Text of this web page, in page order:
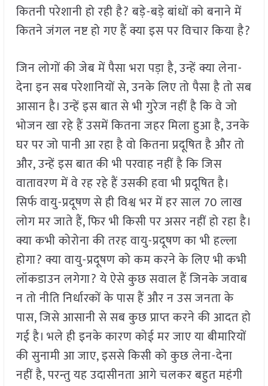
कितनी परेशानी हो रही है? बड़े-बड़े बांधों को बनाने में
कितने जंगल नष्ट हो गए हैं क्या इस पर विचार किया है?
जिन लोगों की जेब में पैसा भरा पड़ा है, उन्हें क्या लेना-
देना इन सब परेशानियों से, उनके लिए तो पैसा है तो सब
आसान है। उन्हें इस बात से भी गुरेज नहीं है कि वे जो
भोजन खा रहे हैं उसमें कितना जहर मिला हुआ है, उनके
घर पर जो पानी आ रहा है वो कितना प्रदूषित है और तो
और, उन्हें इस बात की भी परवाह नहीं है कि जिस
वातावरण में वे रह रहे हैं उसकी हवा भी प्रदूषित है।
सिर्फ वायु-प्रदूषण से ही विश्व भर में हर साल 70 लाख
लोग मर जाते हैं, फिर भी किसी पर असर नहीं हो रहा है।
क्या कभी कोरोना की तरह वायु-प्रदूषण का भी हल्ला
होगा? क्या वायु-प्रदूषण को कम करने के लिए भी कभी
लॉकडाउन लगेगा? ये ऐसे कुछ सवाल हैं जिनके जवाब
न तो नीति निर्धारकों के पास हैं और न उस जनता के
पास, जिसे आसानी से सब कुछ प्राप्त करने की आदत हो
गई है। भले ही इनके कारण कोई मर जाए या बीमारियों
की सुनामी आ जाए, इससे किसी को कुछ लेना-देना
नहीं है, परन्तु यह उदासीनता आगे चलकर बहुत महंगी